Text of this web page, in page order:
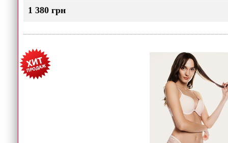
1 380 грн